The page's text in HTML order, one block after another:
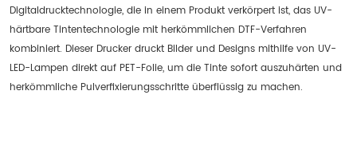
Digitaldrucktechnologie, die in einem Produkt verkörpert ist, das UV-
härtbare Tintentechnologie mit herkömmlichen DTF-Verfahren
kombiniert. Dieser Drucker druckt Bilder und Designs mithilfe von UV-
LED-Lampen direkt auf PET-Folie, um die Tinte sofort auszuhärten und
herkömmliche Pulverfixierungsschritte überflüssig zu machen.